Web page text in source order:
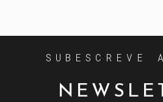
SUBESCREVE